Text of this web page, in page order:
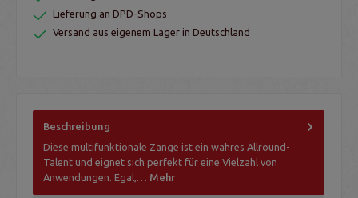
Lieferung an DPD-Shops
Versand aus eigenem Lager in Deutschland
Beschreibung
Diese multifunktionale Zange ist ein wahres Allround-
Talent und eignet sich perfekt für eine Vielzahl von
Anwendungen. Egal,… Mehr